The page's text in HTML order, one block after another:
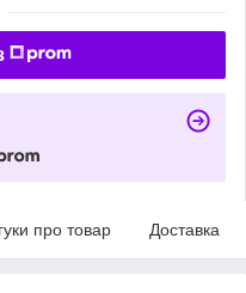
про товар Доставка